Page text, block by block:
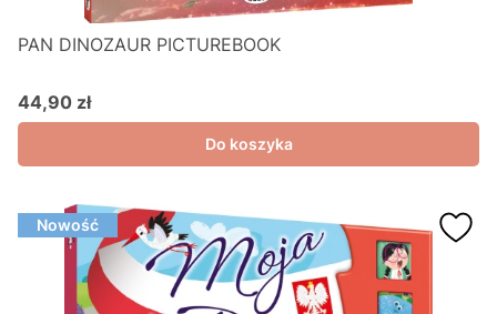
PAN DINOZAUR PICTUREBOOK
Cena
44,90 zł
Do koszyka
Nowość